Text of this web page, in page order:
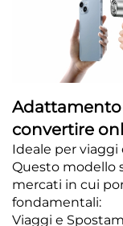
convertire
Ideale per viaggi
Questo modello
mercati in cui
fondamentali:
Viaggi e